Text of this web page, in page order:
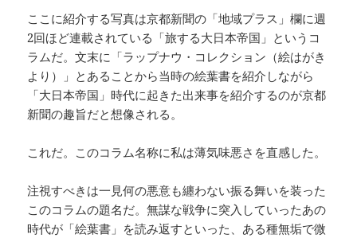
ここに紹介する写真は京都新聞の「地域プラス」欄に週
2回ほど連載されている「旅する大日本帝国」というコ
ラムだ。文末に「ラップナウ・コレクション（絵はがき
より）」とあることから当時の絵葉書を紹介しながら
「大日本帝国」時代に起きた出来事を紹介するのが京都
新聞の趣旨だと想像される。
これだ。このコラム名称に私は薄気味悪さを直感した。
注視すべきは一見何の悪意も纏わない振る舞いを装った
このコラムの題名だ。無謀な戦争に突入していったあの
時代が「絵葉書」を読み返すといった、ある種無垢で微